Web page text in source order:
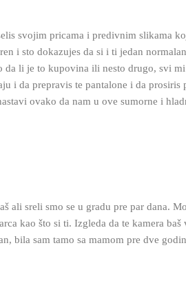
svojim pricama i predivnim slikama
i sto dokazujes da si i ti jedan
da li je to kupovina ili nesto drugo, svi
i da prepravis te pantalone i da
ovako da nam u ove sumorne i
ali sreli smo se u gradu pre par dana.
kao što si ti. Izgleda da te kamera
bila sam tamo sa mamom pre dve